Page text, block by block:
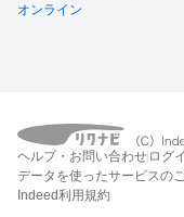
オンライン
エ
ヘルプ・お問い合わせ ログ
データを使ったサービスの
Indeed利用規約